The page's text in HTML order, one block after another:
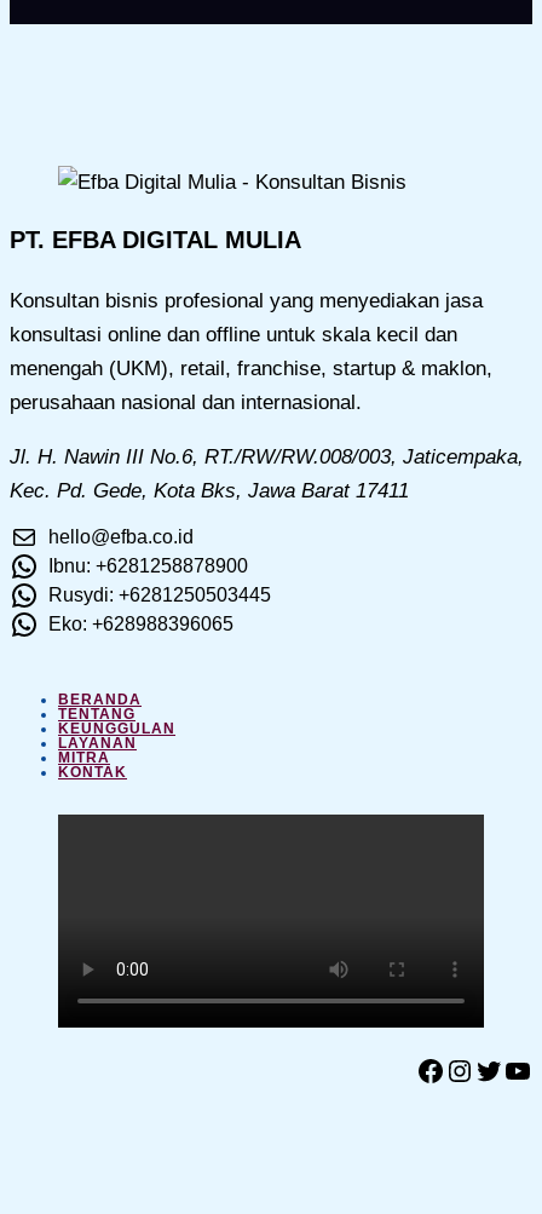
PT. EFBA DIGITAL MULIA
Konsultan bisnis profesional yang menyediakan jasa
konsultasi online dan offline untuk skala kecil dan
menengah (UKM), retail, franchise, startup & maklon,
perusahaan nasional dan internasional.
Jl. H. Nawin III No.6, RT./RW/RW.008/003, Jaticempaka,
Kec. Pd. Gede, Kota Bks, Jawa Barat 17411
hello@efba.co.id
Ibnu: +6281258878900
Rusydi: +6281250503445
Eko: +628988396065
BERANDA
TENTANG
KEUNGGULAN
LAYANAN
MITRA
KONTAK
Facebook Instagram Twitter YouTube